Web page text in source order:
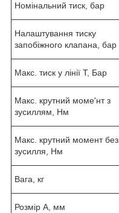
Номінальний тиск, бар
Налаштування тиску
запобіжного клапана, бар
Макс. тиск у лінії Т, Бар
Макс. крутний моме'нт з
зусиллям, Нм
Макс. крутний момент без
зусилля, Нм
Вага, кг
Розмір А, мм